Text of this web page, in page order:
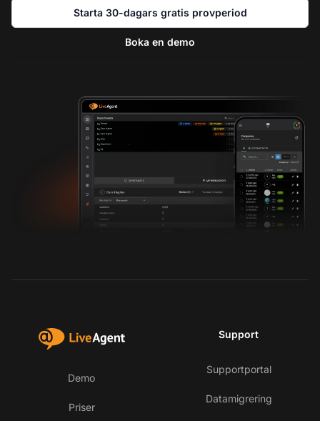
Starta 30-dagars gratis provperiod
Boka en demo
Demo
Priser
Support
Supportportal
Datamigrering